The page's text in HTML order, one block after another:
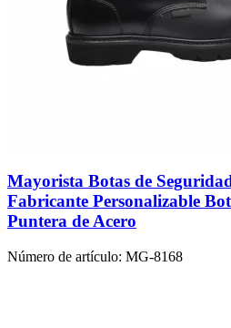
Mayorista Botas de
Fabricante Personalizable
Puntera de Acero
Número de artículo: MG-8168